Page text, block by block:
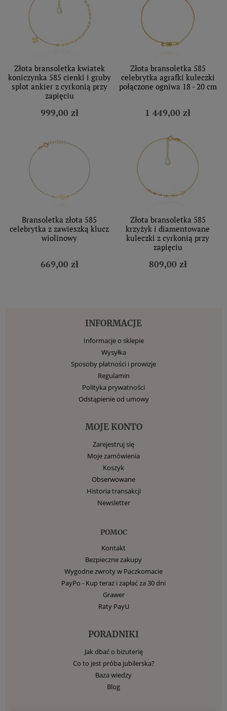
Złota bransoletka kwiatek
koniczynka 585 cienki i gruby
splot ankier z cyrkonią przy
zapięciu
999,00 zł
Złota bransoletka 585
celebrytka agrafki kuleczki
połączone ogniwa 18 - 20 cm
1 449,00 zł
Bransoletka złota 585
celebrytka z zawieszką klucz
wiolinowy
669,00 zł
Złota bransoletka 585
krzyżyk i diamentowane
kuleczki z cyrkonią przy
zapięciu
809,00 zł
INFORMACJE
Informacje o sklepie
Wysyłka
Sposoby płatności i prowizje
Regulamin
Polityka prywatności
Odstąpienie od umowy
MOJE KONTO
Zarejestruj się
Moje zamówienia
Koszyk
Obserwowane
Historia transakcji
Newsletter
POMOC
Kontakt
Bezpieczne zakupy
Wygodne zwroty w Paczkomacie
PayPo - Kup teraz i zapłać za 30 dni
Grawer
Raty PayU
PORADNIKI
Jak dbać o biżuterię
Co to jest próba jubilerska?
Baza wiedzy
Blog